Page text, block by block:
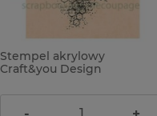
Stempel akrylowy
Craft&you Design